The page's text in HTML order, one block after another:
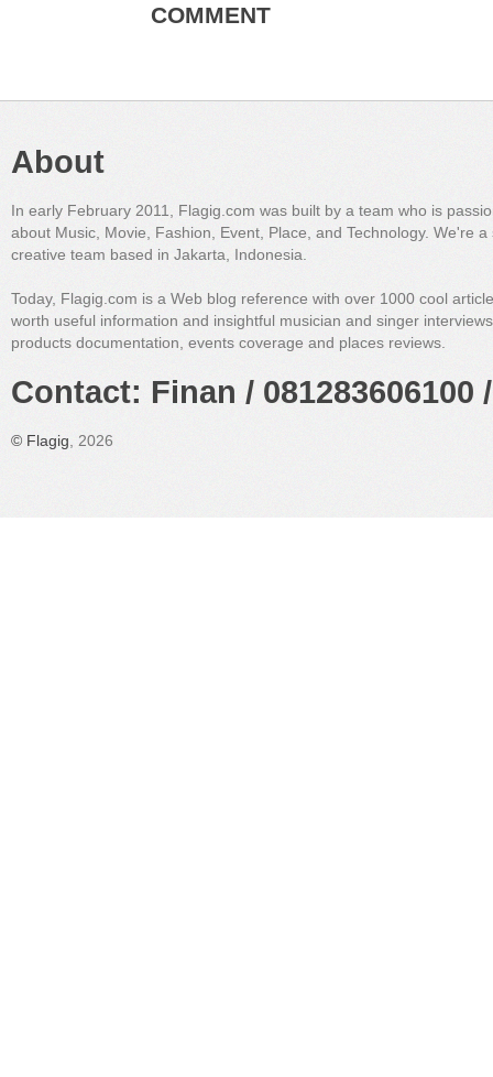
COMMENT
About
In early February 2011, Flagig.com was built by a team who is
about Music, Movie, Fashion, Event, Place, and Technology. We're a
creative team based in Jakarta, Indonesia.
Today, Flagig.com is a Web blog reference with over 1000 cool
worth useful information and insightful musician and singer
products documentation, events coverage and places reviews.
Contact: Finan /
© Flagig , 2026